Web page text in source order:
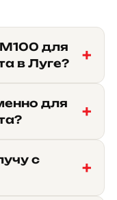
М100 для
в Луге?
для
с